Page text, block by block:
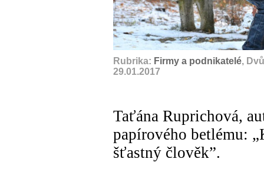
Rubrika: Firmy a podnikatelé,
29.01.2017
Taťána Ruprichová,
papírového betlému:
šťastný člověk”.